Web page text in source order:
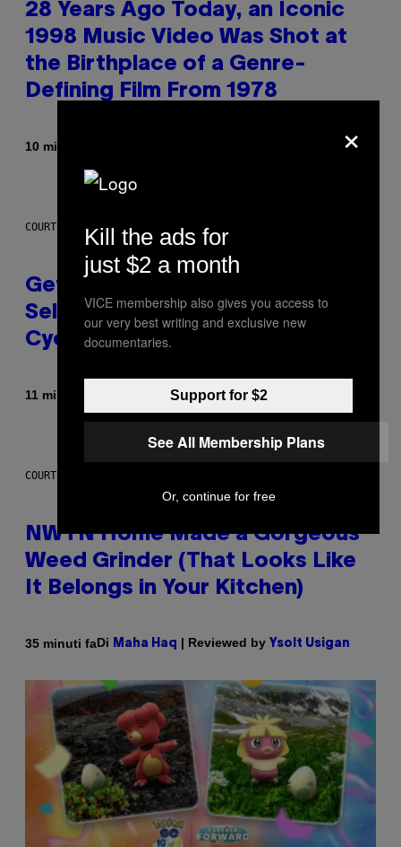
28 Years Ago Today, an Iconic
1998 Music Video Was Shot at
the Birthplace of a Genre-
Defining Film From 1978
10 minuti fa
COURTESY OF CYCLING FROG
Get Up to 30% Off THC
Seltzers, Gummies, and More at
Cycling Frog’s Birthday Sale
11 minuti fa Maha Haq| Reviewed by
COURTESY OF NWTN HOME
NWTN Home Made a Gorgeous
Weed Grinder (That Looks Like
It Belongs in Your Kitchen)
35 minuti faDi Maha Haq | Reviewed by Ysolt Usigan
×
Kill the ads for
just $2 a month
VICE membership also gives you access to
our very best writing and exclusive new
documentaries.
Support for $2
See All Membership Plans
Or, continue for free